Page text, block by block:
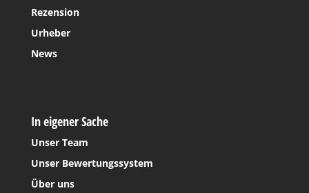
Rezension
Urheber
News
In eigener Sache
Unser Team
Unser Bewertungssystem
Über uns